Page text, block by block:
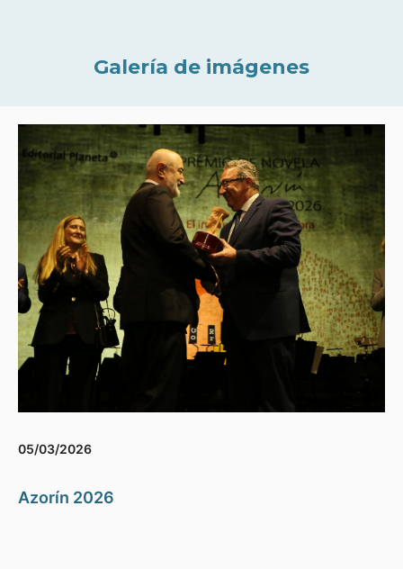
Galería de imágenes
05/03/2026
Azorín 2026